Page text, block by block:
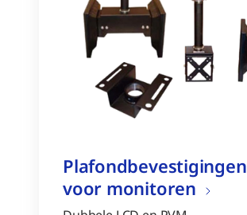
Plafondbevestigingen
voor monitoren